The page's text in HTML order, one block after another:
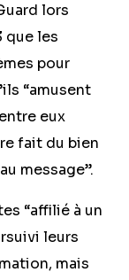
lors
que les
pour
“amusent
eux
fait du bien
message”.
“affilié à un
leurs
mais